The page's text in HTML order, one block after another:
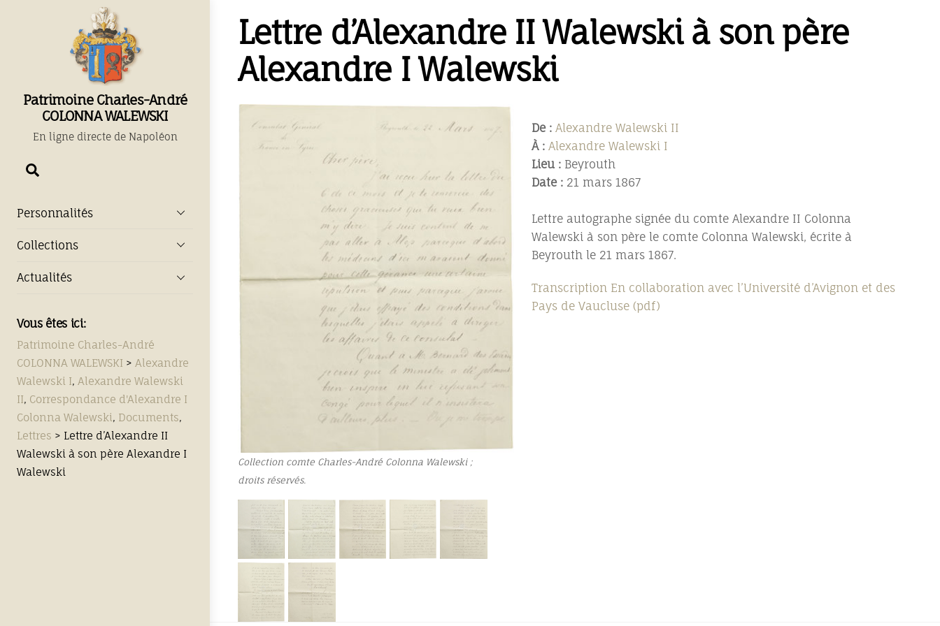
Patrimoine Charles-André
COLONNA WALEWSKI
En ligne directe de Napoléon
Personnalités
Collections
Actualités
Vous êtes ici:
Patrimoine Charles-André
COLONNA WALEWSKI > Alexandre
Walewski I, Alexandre Walewski
II, Correspondance d'Alexandre I
Colonna Walewski, Documents,
Lettres > Lettre d’Alexandre II
Walewski à son père Alexandre I
Walewski
Lettre d’Alexandre II Walewski à son père
Alexandre I Walewski
Collection comte Charles-André Colonna Walewski ;
droits réservés.
De : Alexandre Walewski II
À : Alexandre Walewski I
Lieu : Beyrouth
Date : 21 mars 1867
Lettre autographe signée du comte Alexandre II Colonna
Walewski à son père le comte Colonna Walewski, écrite à
Beyrouth le 21 mars 1867.
Transcription En collaboration avec l’Université d’Avignon et des
Pays de Vaucluse (pdf)